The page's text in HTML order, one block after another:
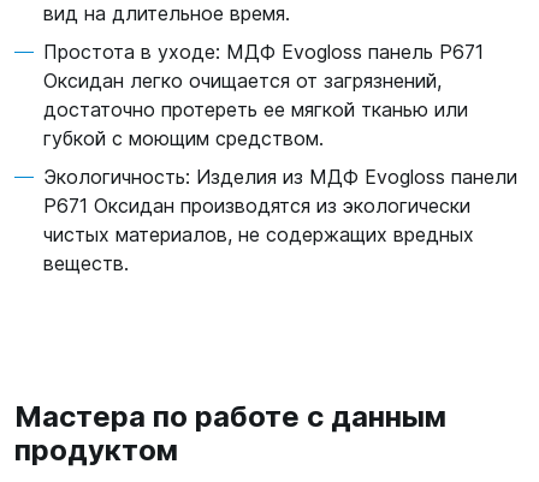
вид на длительное время.
Простота в уходе: МДФ Evogloss панель P671
Оксидан легко очищается от загрязнений,
достаточно протереть ее мягкой тканью или
губкой с моющим средством.
Экологичность: Изделия из МДФ Evogloss панели
P671 Оксидан производятся из экологически
чистых материалов, не содержащих вредных
веществ.
Мастера по работе с данным
продуктом